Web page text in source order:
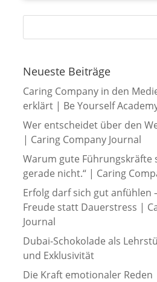
Neueste Beiträge
Caring Company in den
erklärt | Be Yourself
Wer entscheidet über den
| Caring Company Journal
Warum gute Führungskräfte
gerade nicht.“ | Caring
Erfolg darf sich gut anfühlen
Freude statt Dauerstress |
Journal
Dubai-Schokolade als
und Exklusivität
Die Kraft emotionaler Reden